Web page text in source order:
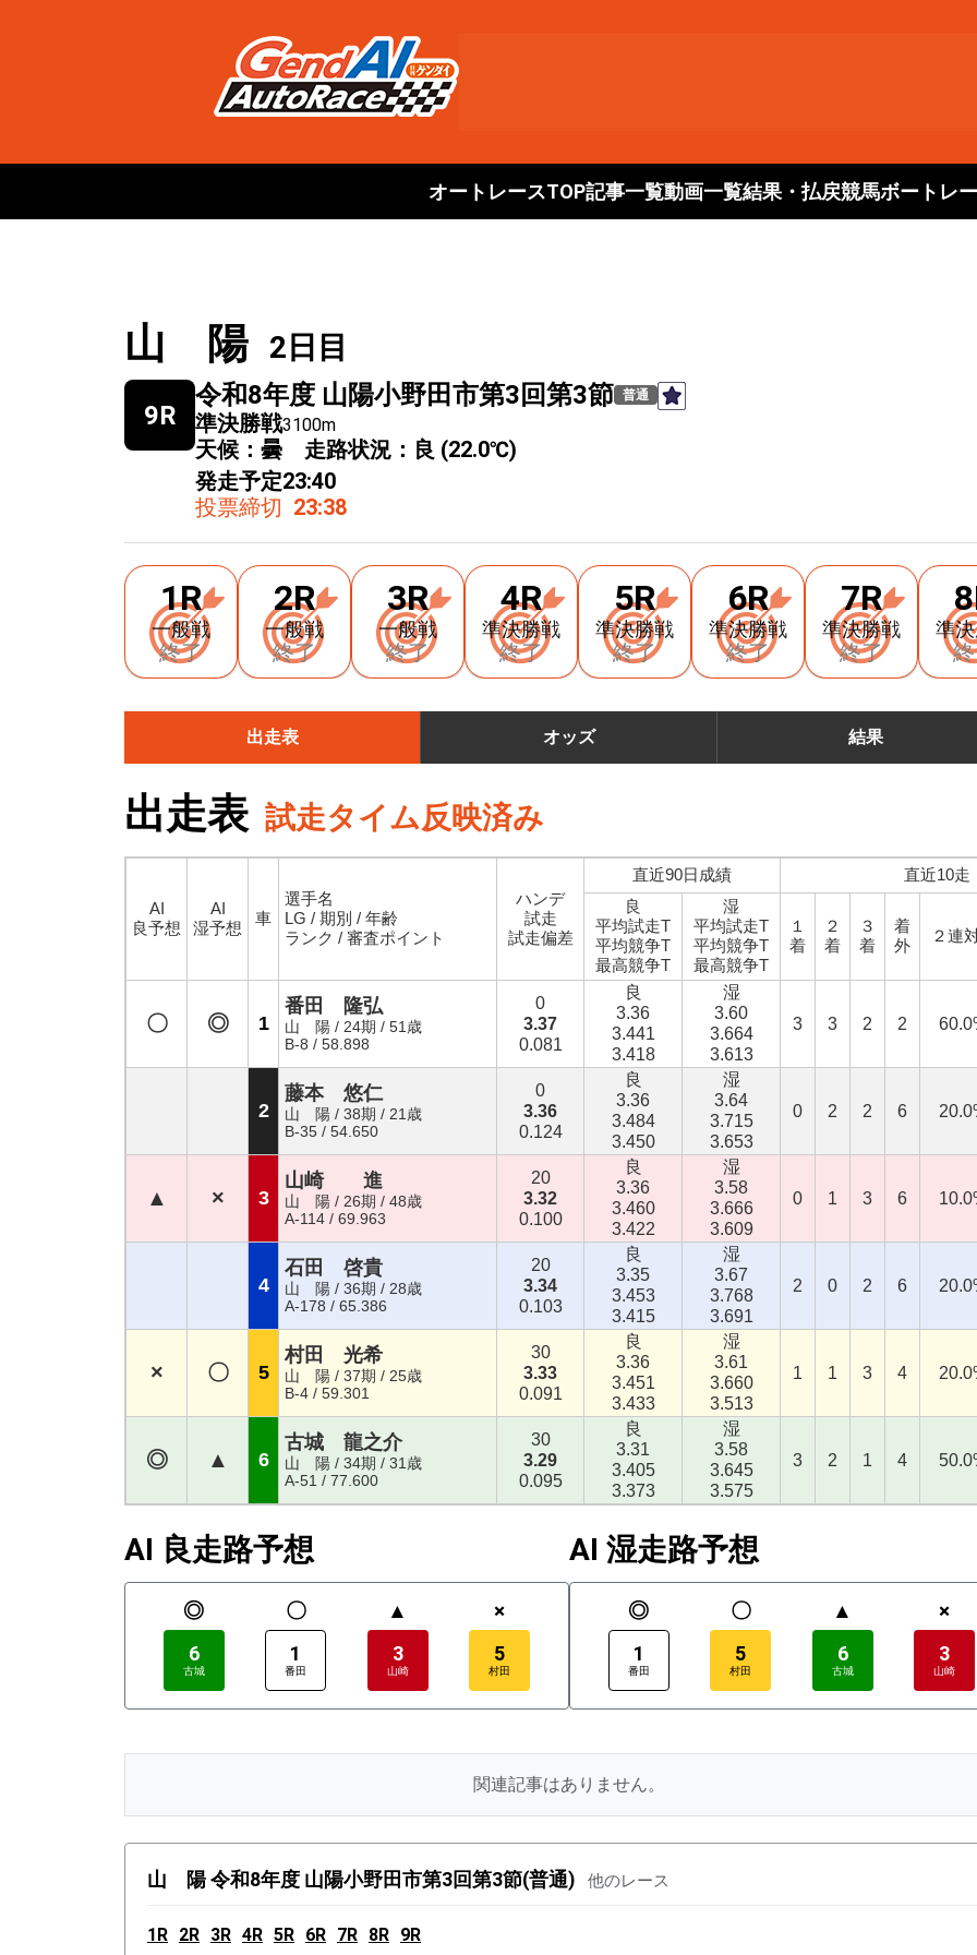
オートレースTOP記事一覧動画一覧結果・払戻競馬ボートレ
山 陽 2日目
9R
令和8年度 山陽小野田市第3回第3節 普通
準決勝戦3100m
天候：曇 走路状況：良 (22.0℃)
発走予定23:40
投票締切 23:38
1R
一般戦
終了
2R
一般戦
終了
3R
一般戦
終了
4R
準決勝戦
終了
5R
準決勝戦
終了
6R
準決勝戦
終了
7R
準決勝戦
終了
準
出走表 オッズ 結果
出走表 試走タイム反映済み
AI
良予想
AI
湿予想
車
選手名
LG / 期別 / 年齢
ランク / 審査ポイント
ハンデ
試走
試走偏差
直近90日成績 直近10走
良
平均試走T
平均競争T
最高競争T
湿
平均試走T
平均競争T
最高競争T
１
着
２
着
３
着
着
外
２連
〇 ◎ 1
番田 隆弘
山 陽 / 24期 / 51歳
B-8 / 58.898
0
3.37
0.081
良
3.36
3.441
3.418
湿
3.60
3.664
3.613
3 3 2 2
2
藤本 悠仁
山 陽 / 38期 / 21歳
B-35 / 54.650
0
3.36
0.124
良
3.36
3.484
3.450
湿
3.64
3.715
3.653
0 2 2 6
▲ × 3
山崎 進
山 陽 / 26期 / 48歳
A-114 / 69.963
20
3.32
0.100
良
3.36
3.460
3.422
湿
3.58
3.666
3.609
0 1 3 6
4
石田 啓貴
山 陽 / 36期 / 28歳
A-178 / 65.386
20
3.34
0.103
良
3.35
3.453
3.415
湿
3.67
3.768
3.691
2 0 2 6
× 〇 5
村田 光希
山 陽 / 37期 / 25歳
B-4 / 59.301
30
3.33
0.091
良
3.36
3.451
3.433
湿
3.61
3.660
3.513
1 1 3 4
◎ ▲ 6
古城 龍之介
山 陽 / 34期 / 31歳
A-51 / 77.600
30
3.29
0.095
良
3.31
3.405
3.373
湿
3.58
3.645
3.575
3 2 1 4
AI 良走路予想
◎
6
古城
〇
1
番田
▲
3
山崎
×
5
村田
AI 湿走路予想
◎
1
番田
〇
5
村田
▲
6
古城
×
3
山崎
関連記事はありません。
山 陽 令和8年度 山陽小野田市第3回第3節(普通) 他のレース
1R 2R 3R 4R 5R 6R 7R 8R 9R